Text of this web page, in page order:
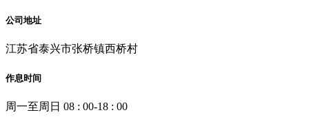
公司地址
江苏省泰兴市张桥镇西桥村
作息时间
周一至周日 08 : 00-18 : 00